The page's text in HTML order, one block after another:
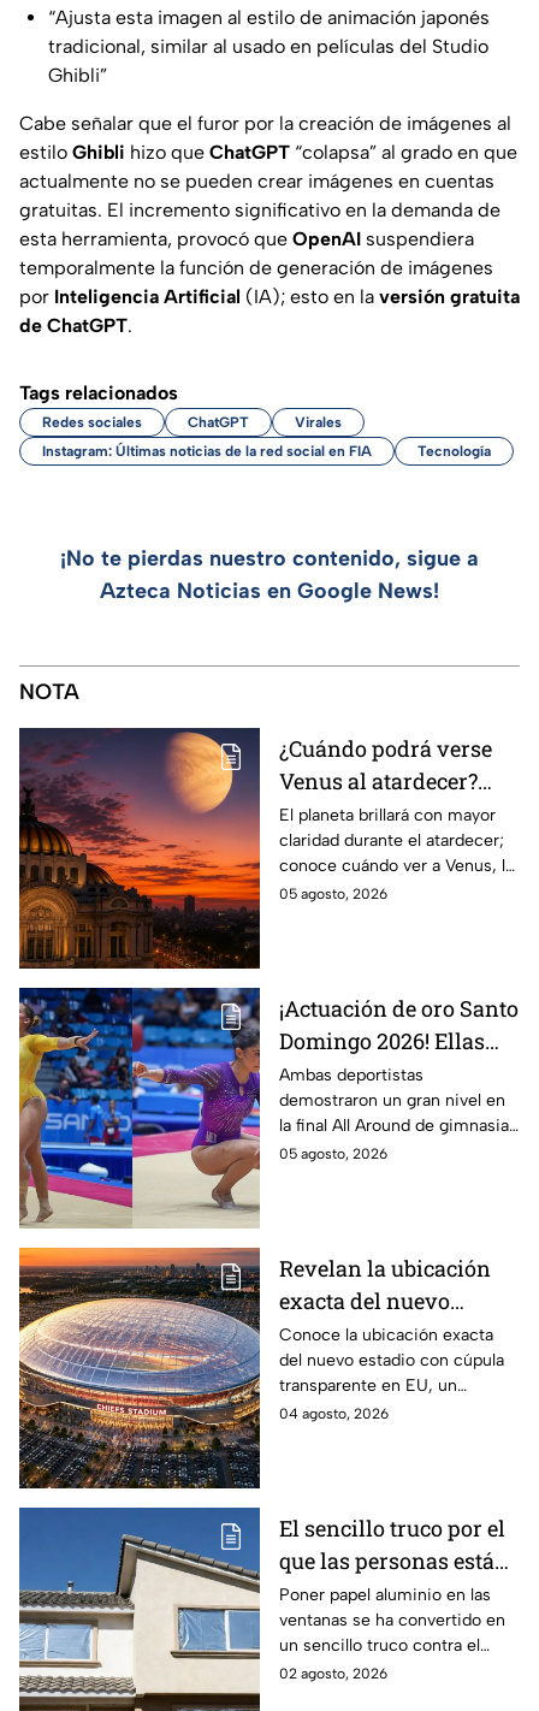
“Ajusta esta imagen al estilo de animación japonés
tradicional, similar al usado en películas del Studio
Ghibli”
Cabe señalar que el furor por la creación de imágenes al
estilo Ghibli hizo que ChatGPT “colapsa” al grado en que
actualmente no se pueden crear imágenes en cuentas
gratuitas. El incremento significativo en la demanda de
esta herramienta, provocó que OpenAI suspendiera
temporalmente la función de generación de imágenes
por Inteligencia Artificial (IA); esto en la versión gratuita
de ChatGPT.
Tags relacionados
Redes sociales ChatGPT
Virales
Instagram: Últimas noticias de la red social en FIA
Tecnología
¡No te pierdas nuestro contenido, sigue a
Azteca Noticias en Google News!
NOTA
¿Cuándo podrá verse
Venus al atardecer?
Esta es la fecha y la
mejor hora para
observarlo
El planeta brillará con mayor
claridad durante el atardecer;
conoce cuándo ver a Venus, la
mejor hora y hacia dónde
05 agosto, 2026
¡Actuación de oro Santo
Domingo 2026! Ellas
son las gimnastas
mexicanas que
dominaron el podio en
gimnasia artística
Ambas deportistas
demostraron un gran nivel en
la final All Around de gimnasia
artística, poniendo en alto el
05 agosto, 2026
Revelan la ubicación
exacta del nuevo
estadio de cúpula
transparente que
generó polémica por
tener demasiados
Conoce la ubicación exacta
del nuevo estadio con cúpula
transparente en EU, un
proyecto que generó polémica
04 agosto, 2026
El sencillo truco por el
que las personas están
tapando sus ventanas
con papel aluminio y lo
que dicen los
científicos sobre su
Poner papel aluminio en las
ventanas se ha convertido en
un sencillo truco contra el
calor, pero ¿realmente
02 agosto, 2026